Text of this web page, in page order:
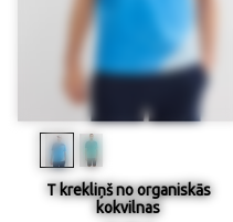
T krekliņš no organiskās
kokvilnas